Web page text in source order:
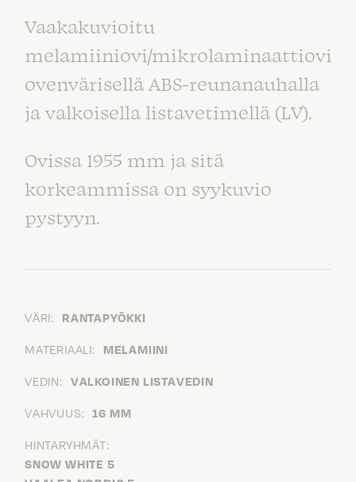
Vaakakuvioitu
melamiiniovi/mikrolaminaattiovi
ovenvärisellä ABS-reunanauhalla
ja valkoisella listavetimellä (LV).
Ovissa 1955 mm ja sitä
korkeammissa on syykuvio
pystyyn.
VÄRI: RANTAPYÖKKI
MATERIAALI: MELAMIINI
VEDIN: VALKOINEN LISTAVEDIN
VAHVUUS: 16 MM
HINTARYHMÄT:
SNOW WHITE 5